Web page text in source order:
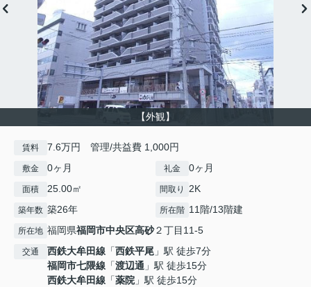
【外観】
賃料 7.6万円 管理/共益費 1,000円
敷金 0ヶ月 礼金 0ヶ月
面積 25.00㎡ 間取り 2K
築年数 築26年 所在階 11階/13階建
所在地 福岡県福岡市中央区高砂２丁目11-5
交通 西鉄大牟田線 「西鉄平尾 」駅 徒歩7分
福岡市七隈線 「渡辺通 」駅 徒歩15分
西鉄大牟田線 「薬院 」駅 徒歩15分